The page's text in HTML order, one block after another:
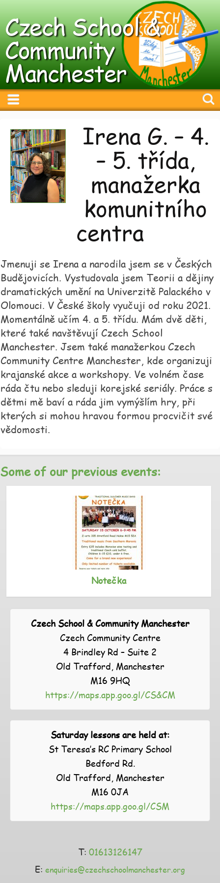
Czech School &
Community
Manchester
Irena G. – 4.
– 5. třída,
manažerka
komunitního
centra
Jmenuji se Irena a narodila jsem se v Českých
Budějovicích. Vystudovala jsem Teorii a dějiny
dramatických umění na Univerzitě Palackého v
Olomouci. V České školy vyučuji od roku 2021.
Momentálně učím 4. a 5. třídu. Mám dvě děti,
které také navštěvují Czech School
Manchester. Jsem také manažerkou Czech
Community Centre Manchester, kde organizuji
krajanské akce a workshopy. Ve volném čase
ráda čtu nebo sleduji korejské seriály. Práce s
dětmi mě baví a ráda jim vymýšlím hry, při
kterých si mohou hravou formou procvičit své
vědomosti.
Some of our previous events:
Notečka
Czech School & Community Manchester
Czech Community Centre
4 Brindley Rd – Suite 2
Old Trafford, Manchester
M16 9HQ
https://maps.app.goo.gl/CS&CM
Saturday lessons are held at:
St Teresa’s RC Primary School
Bedford Rd.
Old Trafford, Manchester
M16 0JA
https://maps.app.goo.gl/CSM
T: 01613126147
E: enquiries@czechschoolmanchester.org